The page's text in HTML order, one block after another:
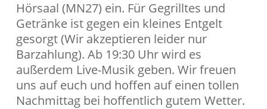
Hörsaal (MN27) ein. Für Gegrilltes und
Getränke ist gegen ein kleines Entgelt
gesorgt (Wir akzeptieren leider nur
Barzahlung). Ab 19:30 Uhr wird es
außerdem Live-Musik geben. Wir freuen
uns auf euch und hoffen auf einen tollen
Nachmittag bei hoffentlich gutem Wetter.